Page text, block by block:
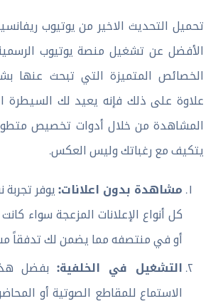
تحميل التحديث الاخير من يوتيوب
الأفضل عن تشغيل منصة يوتيوب
الخصائص المتميزة التي تبحث عنها
علاوة على ذلك فإنه يعيد لك السيطرة
المشاهدة من خلال أدوات تخصيص
يتكيف مع رغباتك وليس العكس.
مشاهدة بدون اعلانات: يوفر تجربة
كل أنواع الإعلانات المزعجة سواء
أو في منتصفه مما يضمن لك تدفقاً
التشغيل في الخلفية: بفضل
الاستماع للمقاطع الصوتية أو